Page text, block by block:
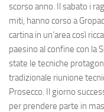
scorso anno. Il sabato i
miti, hanno corso a
cartina in un’area così
paesino al confine con la
state le tecniche
tradizionale riunione
Prosecco. Il giorno
per prendere parte in